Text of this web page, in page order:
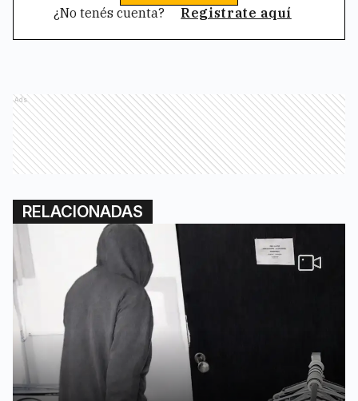
¿No tenés cuenta? Registrate aquí
Ads
RELACIONADAS